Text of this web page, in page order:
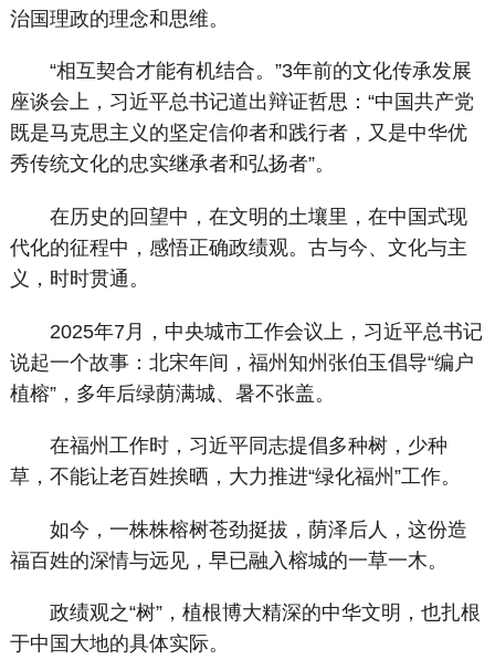
治国理政的理念和思维。
“相互契合才能有机结合。”3年前的文化传承发展
座谈会上，习近平总书记道出辩证哲思：“中国共产党
既是马克思主义的坚定信仰者和践行者，又是中华优
秀传统文化的忠实继承者和弘扬者”。
在历史的回望中，在文明的土壤里，在中国式现
代化的征程中，感悟正确政绩观。古与今、文化与主
义，时时贯通。
2025年7月，中央城市工作会议上，习近平总书记
说起一个故事：北宋年间，福州知州张伯玉倡导“编户
植榕”，多年后绿荫满城、暑不张盖。
在福州工作时，习近平同志提倡多种树，少种
草，不能让老百姓挨晒，大力推进“绿化福州”工作。
如今，一株株榕树苍劲挺拔，荫泽后人，这份造
福百姓的深情与远见，早已融入榕城的一草一木。
政绩观之“树”，植根博大精深的中华文明，也扎根
于中国大地的具体实际。